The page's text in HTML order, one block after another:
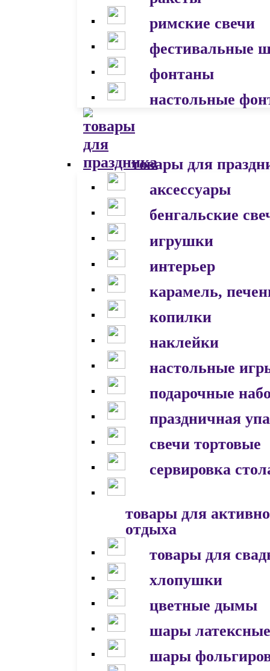
римские свечи
фестивальные
фонтаны
настольные
товары для
аксессуары
бенгальские
игрушки
интерьер
карамель,
копилки
наклейки
настольные
подарочные
праздничная
свечи тортовые
сервировка
товары для
отдыха
товары для
хлопушки
цветные дымы
шары латексные
шары